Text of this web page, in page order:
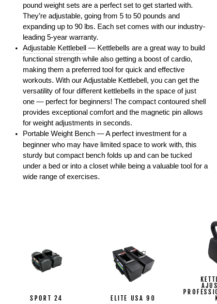
pound weight sets are a perfect set to get started with.
They’re adjustable, going from 5 to 50 pounds and
expanding up to 90 lbs. Each set comes with our industry-
leading 5-year warranty.
Adjustable Kettlebell
— Kettlebells are a great way to build
functional strength while also getting a boost of cardio,
making them a preferred tool for quick and effective
workouts. With our Adjustable Kettlebell, you can get the
versatility of four different kettlebells in the space of just
one — perfect for beginners! The compact contoured shell
provides exceptional comfort and the magnetic pin allows
for weight adjustments in seconds.
Portable Weight Bench — A perfect investment for a
beginner who may have limited space to work with, this
sturdy but compact bench folds up and can be tucked
under a bed or into a closet while being a valuable tool for a
wide range of exercises.
SPORT 24 ELITE USA 90